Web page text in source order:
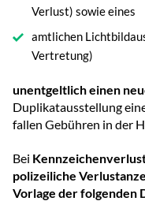
Verlust) sowie eines
amtlichen
Vertretung)
unentgeltlich einen
Duplikatausstellung
fallen Gebühren in der
Bei
polizeiliche
Vorlage der folgenden